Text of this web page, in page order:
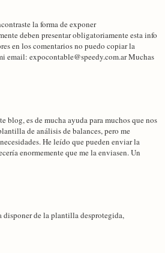
la forma de exponer
deben presentar obligatoriamente esta info
en los comentarios no puedo copiar la
email: expocontable@speedy.com.ar Muchas
es de mucha ayuda para muchos que nos
de análisis de balances, pero me
He leído que pueden enviar la
enormemente que me la enviasen. Un
disponer de la plantilla desprotegida,